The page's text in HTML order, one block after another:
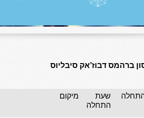
שעת
התחלה
מיקום